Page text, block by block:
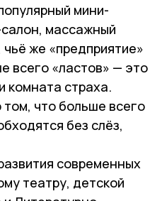
мини-
массажный
же «предприятие»
всего «ластов» — это
комната страха.
что больше всего
без слёз,
современных
театру, детской